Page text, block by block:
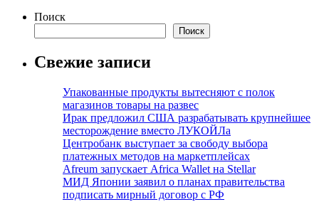
Поиск
Поиск
Свежие записи
Упакованные продукты вытесняют с полок
магазинов товары на развес
Ирак предложил США разрабатывать крупнейшее
месторождение вместо ЛУКОЙЛа
Центробанк выступает за свободу выбора
платежных методов на маркетплейсах
Afreum запускает Africa Wallet на Stellar
МИД Японии заявил о планах правительства
подписать мирный договор с РФ